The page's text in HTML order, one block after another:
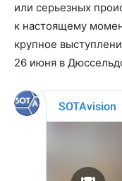
или серьезных
к настоящему
крупное
26 июня в